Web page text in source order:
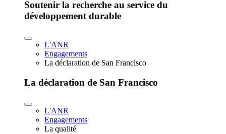
Soutenir la recherche au service du
développement durable
L'ANR
Engagements
La déclaration de San Francisco
La déclaration de San Francisco
L'ANR
Engagements
La qualité